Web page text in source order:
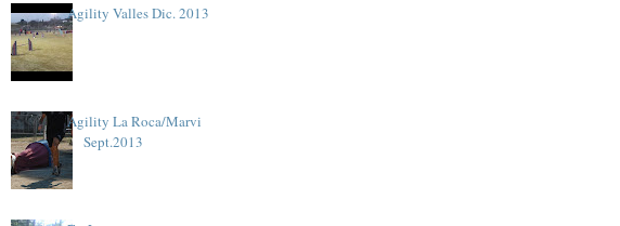
Agility Valles Dic. 2013
Agility La Roca/Marvi
Sept.2013